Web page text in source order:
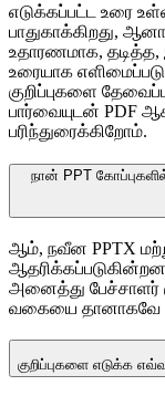
எடுக்கப்பட்ட உரை
பாதுகாக்கிறது,
உதாரணமாக, தடித்த,
உரையாக
குறிப்புகளை
பார்வையுடன் PDF
பரிந்துரைக்கிறோம்.
நான் PPT
ஆம், நவீன PPTX
அனைத்து பேச்சாளர்
வகையை தானாகவே
குறிப்புகளை எடுக்க